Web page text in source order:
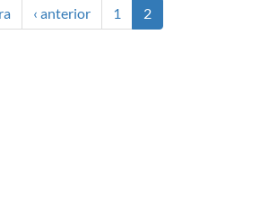
‹ anterior 1 2